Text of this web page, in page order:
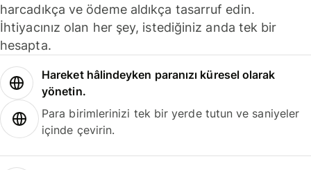
harcadıkça ve ödeme aldıkça tasarruf edin.
İhtiyacınız olan her şey, istediğiniz anda tek bir
hesapta.
Hareket hâlindeyken paranızı küresel olarak
yönetin.
Para birimlerinizi tek bir yerde tutun ve saniyeler
içinde çevirin.